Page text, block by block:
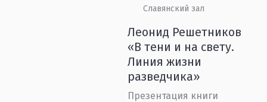
Славянский зал
Леонид Решетников
«В тени и на свету.
Линия жизни
разведчика»
Презентация книги